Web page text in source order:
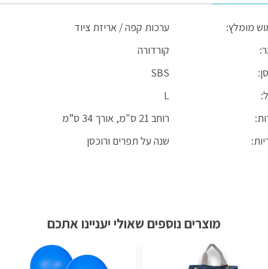
מומלץ:
ערכות קפה / אריזת ציוד
קורדורה
SBS
L
רוחב 21 ס"מ, אורך 34 ס”מ
שנה על תפרים ורוכסן
עד 5 ימי עסקים למעט אזורים מרוחקים.
ישלח הודעה שעתיים לפני הגעה לכתובתכם.
מוצרים נוספים שאולי יעניינו אתכם